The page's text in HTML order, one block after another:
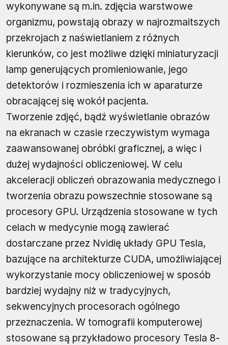
wykonywane są m.in. zdjęcia warstwowe
organizmu, powstają obrazy w najrozmaitszych
przekrojach z naświetlaniem z różnych
kierunków, co jest możliwe dzięki miniaturyzacji
lamp generujących promieniowanie, jego
detektorów i rozmieszenia ich w aparaturze
obracającej się wokół pacjenta.
Tworzenie zdjęć, bądź wyświetlanie obrazów
na ekranach w czasie rzeczywistym wymaga
zaawansowanej obróbki graficznej, a więc i
dużej wydajności obliczeniowej. W celu
akceleracji obliczeń obrazowania medycznego i
tworzenia obrazu powszechnie stosowane są
procesory GPU. Urządzenia stosowane w tych
celach w medycynie mogą zawierać
dostarczane przez Nvidię układy GPU Tesla,
bazujące na architekturze CUDA, umożliwiającej
wykorzystanie mocy obliczeniowej w sposób
bardziej wydajny niż w tradycyjnych,
sekwencyjnych procesorach ogólnego
przeznaczenia. W tomografii komputerowej
stosowane są przykładowo procesory Tesla 8-